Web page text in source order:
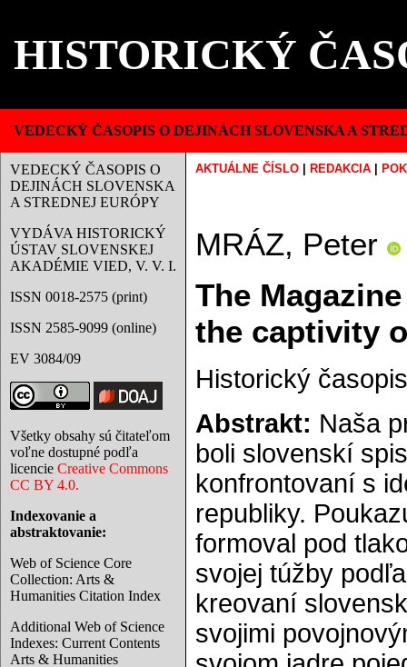
HISTORICKÝ
VEDECKÝ ČASOPIS O DEJINÁCH SLOVENSKA A
VEDECKÝ ČASOPIS O
DEJINÁCH SLOVENSKA
A STREDNEJ EURÓPY
VYDÁVA HISTORICKÝ
ÚSTAV SLOVENSKEJ
AKADÉMIE VIED, V. V. I.
ISSN 0018-2575 (print)
ISSN 2585-9099 (online)
EV 3084/09
Všetky obsahy sú čitateľom
voľne dostupné podľa
licencie Creative Commons
CC BY 4.0.
Indexovanie a
abstraktovanie:
Web of Science Core
Collection: Arts &
Humanities Citation Index
Additional Web of Science
Indexes: Current Contents
Arts & Humanities
AKTUÁLNE ČÍSLO REDAKCIA
MRÁZ, Peter
The
the captivity
Historický
Abstrakt: Naša
boli slovenskí
konfrontovaní s
republiky.
formoval pod
svojej túžby
kreovaní
svojimi